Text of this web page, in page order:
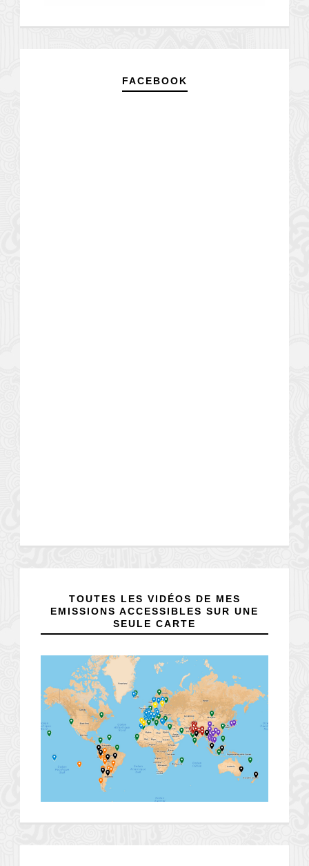
FACEBOOK
TOUTES LES VIDÉOS DE MES
EMISSIONS ACCESSIBLES SUR UNE
SEULE CARTE